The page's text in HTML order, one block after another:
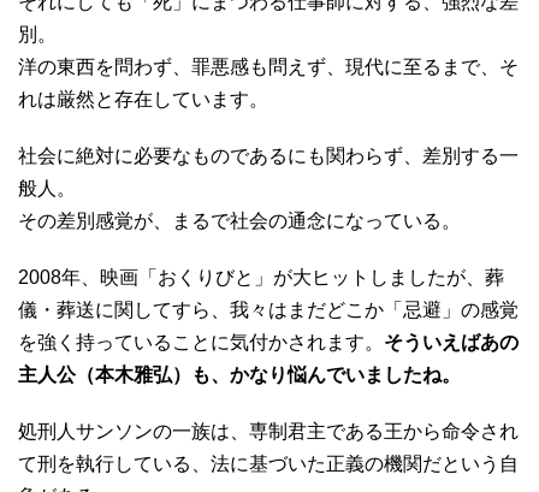
別。
洋の東西を問わず、罪悪感も問えず、現代に至るまで、そ
れは厳然と存在しています。
社会に絶対に必要なものであるにも関わらず、差別する一
般人。
その差別感覚が、まるで社会の通念になっている。
2008年、映画「おくりびと」が大ヒットしましたが、葬
儀・葬送に関してすら、我々はまだどこか「忌避」の感覚
を強く持っていることに気付かされます。 そういえばあの
主人公（本木雅弘）も、かなり悩んでいましたね。
処刑人サンソンの一族は、専制君主である王から命令され
て刑を執行している、法に基づいた正義の機関だという自